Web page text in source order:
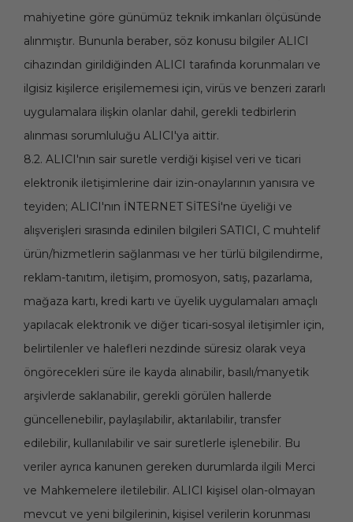
mahiyetine göre günümüz teknik imkanları ölçüsünde
alınmıştır. Bununla beraber, söz konusu bilgiler ALICI
cihazından girildiğinden ALICI tarafında korunmaları ve
ilgisiz kişilerce erişilememesi için, virüs ve benzeri zararlı
uygulamalara ilişkin olanlar dahil, gerekli tedbirlerin
alınması sorumluluğu ALICI'ya aittir.
8.2. ALICI'nın sair suretle verdiği kişisel veri ve ticari
elektronik iletişimlerine dair izin-onaylarının yanısıra ve
teyiden; ALICI'nın İNTERNET SİTESİ'ne üyeliği ve
alışverişleri sırasında edinilen bilgileri SATICI, C muhtelif
ürün/hizmetlerin sağlanması ve her türlü bilgilendirme,
reklam-tanıtım, iletişim, promosyon, satış, pazarlama,
mağaza kartı, kredi kartı ve üyelik uygulamaları amaçlı
yapılacak elektronik ve diğer ticari-sosyal iletişimler için,
belirtilenler ve halefleri nezdinde süresiz olarak veya
öngörecekleri süre ile kayda alınabilir, basılı/manyetik
arşivlerde saklanabilir, gerekli görülen hallerde
güncellenebilir, paylaşılabilir, aktarılabilir, transfer
edilebilir, kullanılabilir ve sair suretlerle işlenebilir. Bu
veriler ayrıca kanunen gereken durumlarda ilgili Merci
ve Mahkemelere iletilebilir. ALICI kişisel olan-olmayan
mevcut ve yeni bilgilerinin, kişisel verilerin korunması